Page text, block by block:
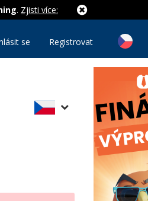
. Zjisti více:
se Registrovat